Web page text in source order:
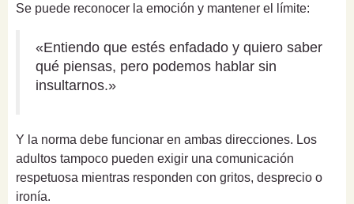
Se puede reconocer la emoción y mantener el límite:
«Entiendo que estés enfadado y quiero saber
qué piensas, pero podemos hablar sin
insultarnos.»
Y la norma debe funcionar en ambas direcciones. Los
adultos tampoco pueden exigir una comunicación
respetuosa mientras responden con gritos, desprecio o
ironía.